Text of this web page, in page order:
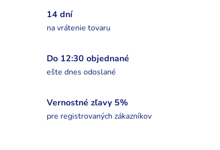
14 dní
na vrátenie tovaru
Do 12:30 objednané
ešte dnes odoslané
Vernostné zľavy 5%
pre registrovaných zákazníkov